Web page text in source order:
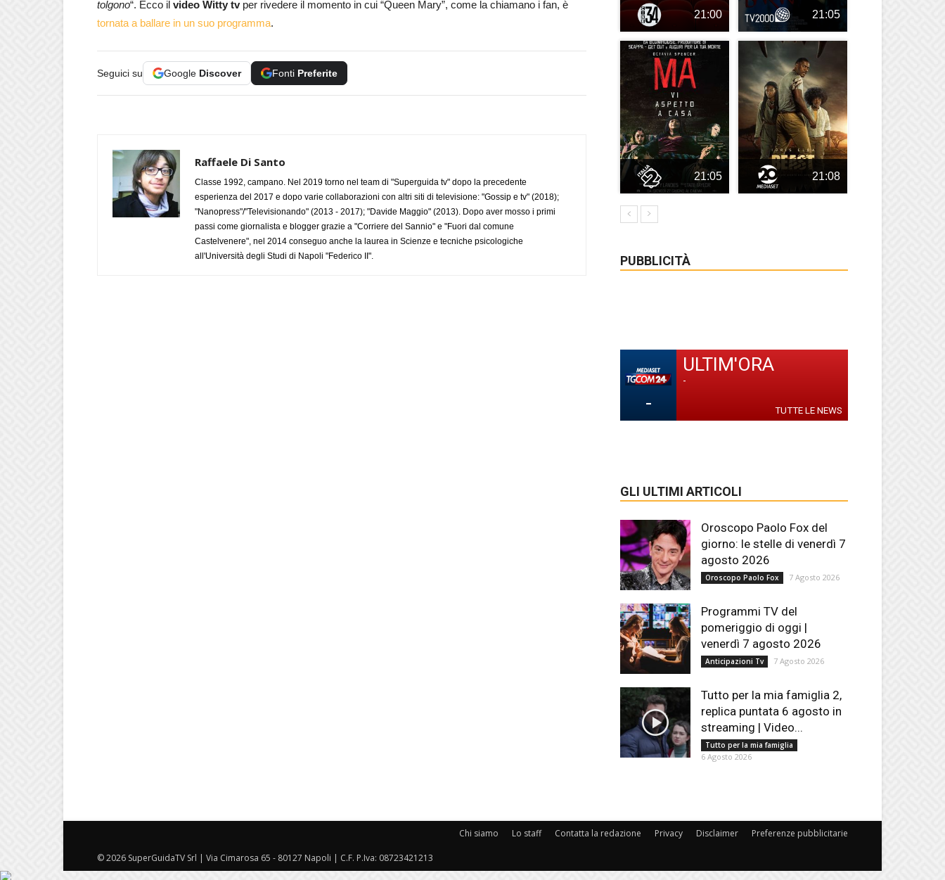
tolgono“. Ecco il video Witty tvper rivedere il momento in cui “Queen Mary”, come la chiamano i fan, è
tornata a ballare in un suo programma.
Seguici su Google Discover Fonti Preferite
Raffaele Di Santo
Classe 1992, campano. Nel 2019 torno nel team di "Superguida tv" dopo la precedente
esperienza del 2017 e dopo varie collaborazioni con altri siti di televisione: "Gossip e tv" (2018);
"Nanopress"/"Televisionando" (2013 - 2017); "Davide Maggio" (2013). Dopo aver mosso i primi
passi come giornalista e blogger grazie a "Corriere del Sannio" e "Fuori dal comune
Castelvenere", nel 2014 conseguo anche la laurea in Scienze e tecniche psicologiche
all'Università degli Studi di Napoli "Federico II".
21:00 21:05
21:05 21:08
PUBBLICITÀ
-
ULTIM'ORA
-
TUTTE LE NEWS
GLI ULTIMI ARTICOLI
Oroscopo Paolo Fox del
giorno: le stelle di venerdì 7
agosto 2026
Oroscopo Paolo Fox 7 Agosto 2026
Programmi TV del
pomeriggio di oggi |
venerdì 7 agosto 2026
Anticipazioni Tv 7 Agosto 2026
Tutto per la mia famiglia 2,
replica puntata 6 agosto in
streaming | Video...
Tutto per la mia famiglia
6 Agosto 2026
Chi siamo Lo staff Contatta la redazione Privacy Disclaimer Preferenze pubblicitarie
© 2026 SuperGuidaTV Srl | Via Cimarosa 65 - 80127 Napoli | C.F. P.Iva: 08723421213